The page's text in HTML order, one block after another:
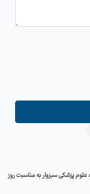
پزشکی سبزوار به مناسبت روز